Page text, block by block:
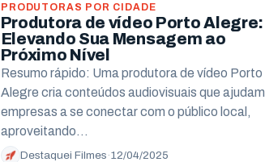
PRODUTORAS POR CIDADE
Produtora de vídeo Porto Alegre:
Elevando Sua Mensagem ao
Próximo Nível
Resumo rápido: Uma produtora de vídeo Porto
Alegre cria conteúdos audiovisuais que ajudam
empresas a se conectar com o público local,
aproveitando…
Destaquei Filmes ·12/04/2025